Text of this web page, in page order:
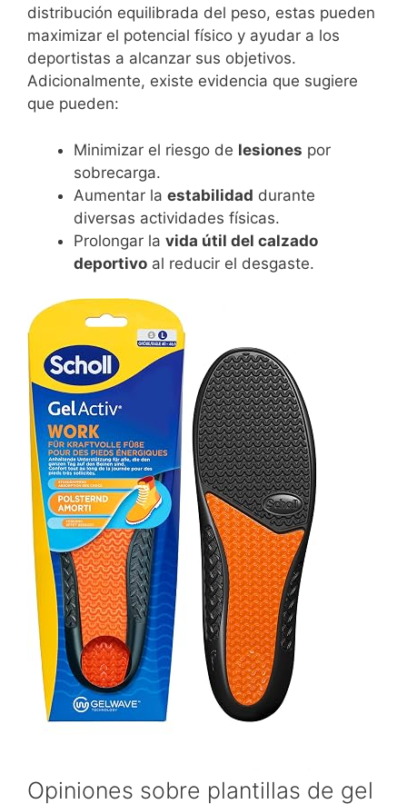
distribución equilibrada del peso, estas pueden
maximizar el potencial físico y ayudar a los
deportistas a alcanzar sus objetivos.
Adicionalmente, existe evidencia que sugiere
que pueden:
Minimizar el riesgo de lesiones por
sobrecarga.
Aumentar la estabilidad durante
diversas actividades físicas.
Prolongar la vida útil del calzado
deportivo al reducir el desgaste.
Opiniones sobre plantillas de gel